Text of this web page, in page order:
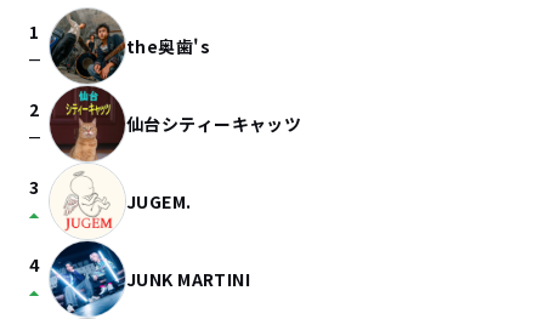
1
check_indeterminate_small the奥歯's
2
check_indeterminate_small 仙台シティーキャッツ
3
arrow_drop_up JUGEM.
4
arrow_drop_up JUNK MARTINI